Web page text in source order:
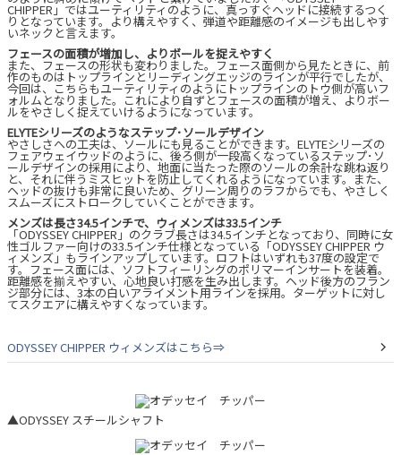
CHIPPER」ではユーティリティのように、真っすぐヘッドに接続するつく
りとなっています。より構えやすく、弾道や距離感のイメージも出しやす
いネックと言えます。
フェースの面積が増加し、よりボールを捉えやすく
また、フェースの形状も変わりました。フェース面側から見たときに、前
作のものはトップラインとリーディングエッジのラインが平行でしたが、
今回は、こちらもユーティリティのようにトップラインのトウ側が高いフ
ォルムとなりました。これにより自ずとフェースの面積が増え、よりボー
ルをやさしく捉えていけるようになっています。
ELYTEシリーズのようなステップ･ソールデザイン
やさしさへの工夫は、ソールにも見ることができます。ELYTEシリーズの
フェアウェイウッドのように、後ろ側が一段高くなっているステップ･ソ
ールデザインの採用により、地面に当たった際のソールの余計な跳ね返り
と、それに伴うミスヒットを防止してくれるようになっています。また、
ヘッドの抜けも非常に良いため、グリーン周りのラフからでも、やさしく
スムーズにストロークしていくことができます。
メンズは長さ34.5インチで、ウィメンズは33.5インチ
「ODYSSEY CHIPPER」のクラブ長さは34.5インチとなっており、同時に女
性ゴルファー向けの33.5インチ仕様となっている「ODYSSEY CHIPPER ウ
ィメンズ」もラインアップしています。ロフトはいずれも37度の設定で
す。フェース面には、ソフトフィーリングのポリマーインサートを装着。
距離感を揃えやすい、心地良い打感を生み出します。ヘッド後方のフラン
ジ部分には、3本の白いアライメント用ラインを採用。ターゲットに対し
てスクエアに構えやすくなっています。
ODYSSEY CHIPPER ウィメンズはこちら⇒
▲ODYSSEY スチールシャフト